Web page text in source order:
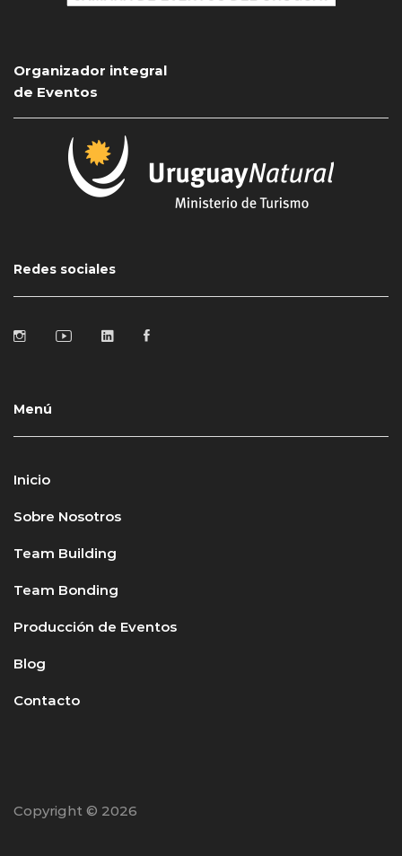
Organizador integral
de Eventos
Redes sociales
Menú
Inicio
Sobre Nosotros
Team Building
Team Bonding
Producción de Eventos
Blog
Contacto
Copyright © 2026